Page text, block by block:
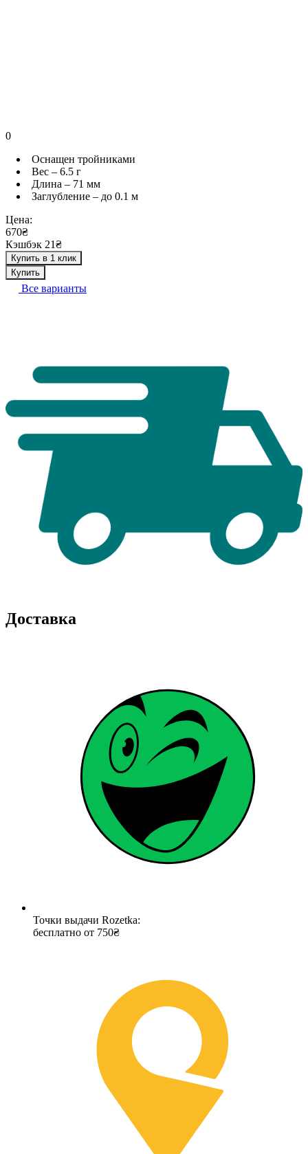
0
Оснащен тройниками
Вес – 6.5 г
Длина – 71 мм
Заглубление – до 0.1 м
Цена:
670₴
Кэшбэк 21₴
Купить в 1 клик
Купить
Все варианты
Доставка
Точки выдачи Rozetka:
бесплатно от 750₴